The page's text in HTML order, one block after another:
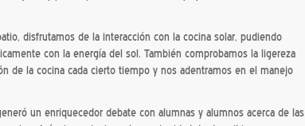
disfrutamos de la interacción con la cocina solar, pudiendo
con la energía del sol. También comprobamos la ligereza
de la cocina cada cierto tiempo y nos adentramos en el manejo
un enriquecedor debate con alumnas y alumnos acerca de las